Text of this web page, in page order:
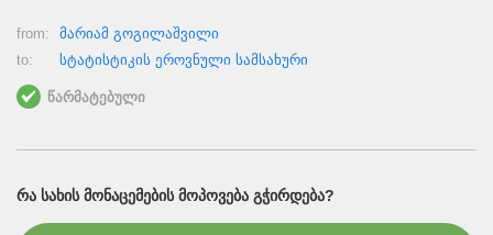
from:
მარიამ გოგილაშვილი
to:
სტატისტიკის ეროვნული სამსახური
წარმატებული
ᲠᲐ ᲡᲐᲮᲘᲡ ᲛᲝᲜᲐᲪᲔᲛᲔᲑᲘᲡ ᲛᲝᲞᲝᲕᲔᲑᲐ ᲒᲭᲘᲠᲓᲔᲑᲐ?